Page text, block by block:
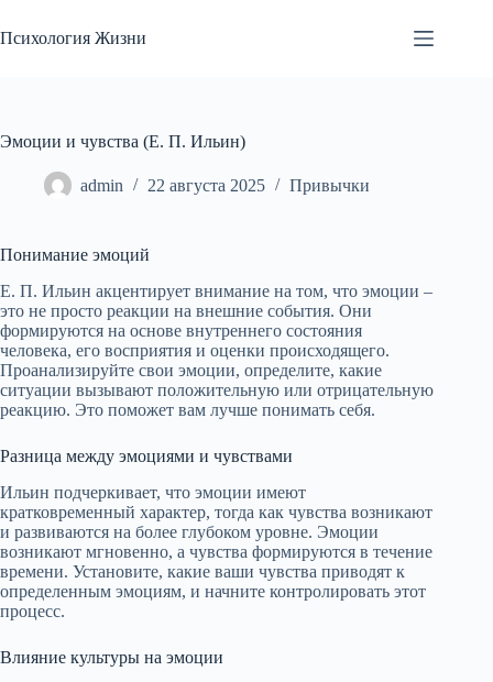
к
сути
Психология Жизни
Эмоции и чувства (Е. П. Ильин)
admin 22 августа 2025 Привычки
Понимание эмоций
Е. П. Ильин акцентирует внимание на том, что эмоции –
это не просто реакции на внешние события. Они
формируются на основе внутреннего состояния
человека, его восприятия и оценки происходящего.
Проанализируйте свои эмоции, определите, какие
ситуации вызывают положительную или отрицательную
реакцию. Это поможет вам лучше понимать себя.
Разница между эмоциями и чувствами
Ильин подчеркивает, что эмоции имеют
кратковременный характер, тогда как чувства возникают
и развиваются на более глубоком уровне. Эмоции
возникают мгновенно, а чувства формируются в течение
времени. Установите, какие ваши чувства приводят к
определенным эмоциям, и начните контролировать этот
процесс.
Влияние культуры на эмоции